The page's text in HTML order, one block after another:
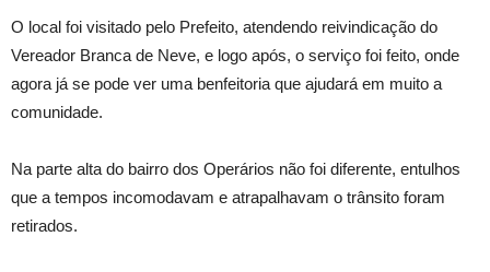
O local foi visitado pelo Prefeito, atendendo reivindicação do
Vereador Branca de Neve, e logo após, o serviço foi feito, onde
agora já se pode ver uma benfeitoria que ajudará em muito a
comunidade.
Na parte alta do bairro dos Operários não foi diferente, entulhos
que a tempos incomodavam e atrapalhavam o trânsito foram
retirados.